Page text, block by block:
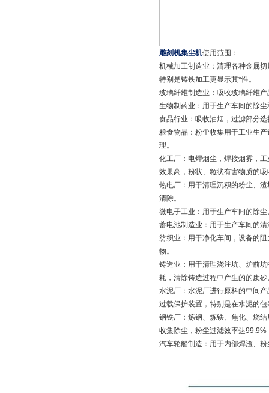
雕刻机集尘机使用范围：
机械加工制造业：清理各种金属
特别是铸铁加工更显示其*性。
玻璃纤维制造业：吸收玻璃纤维
生物制药业：用于生产车间的除
食品行业：吸收油烟，过滤部分
粮食物品：粉尘收集用于工业生
理。
化工厂：电焊烟尘，焊接烟雾，
效果高，粉状、粒状有害物质的吸
热电厂：用于清理沉积的粉尘、
清除。
微电子工业：用于生产车间的除
蓄电池制造业：用于生产车间的
纺织业：用于净化车间，设备的
物。
铸造业：用于清理浇注坑、炉前
耗，清除铸造过程中产生的的废
水泥厂：水泥厂进行原料的中间
过载保护装置，特别是在水泥的
钢铁厂：炼钢、炼铁、焦化、烧
收集除尘，粉尘过滤效率达
汽车轮船制造：用于内部焊渣、